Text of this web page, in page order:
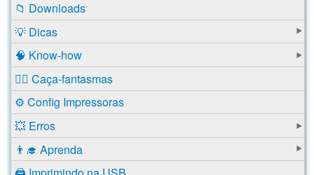
📁 Downloads
💡 Dicas
🧠 Know-how
🕵️‍♂️ Caça-fantasmas
⚙️ Config Impressoras
💥 Erros
👨‍🎓 Aprenda